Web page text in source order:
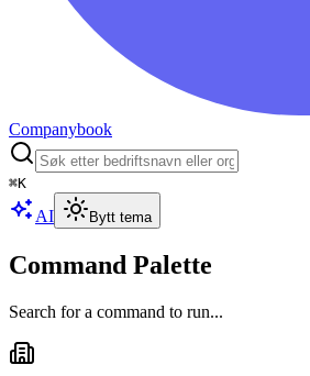
Companybook
⌘K
AI Bytt tema
Command Palette
Search for a command to run...